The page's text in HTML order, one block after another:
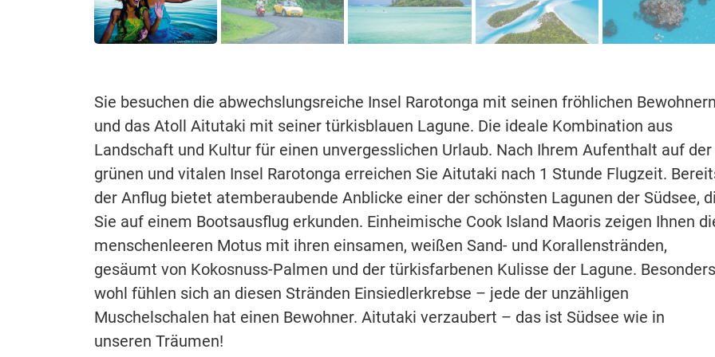
Sie besuchen die abwechslungsreiche Insel Rarotonga mit seinen fröhlichen Bewohnern
und das Atoll Aitutaki mit seiner türkisblauen Lagune. Die ideale Kombination aus
Landschaft und Kultur für einen unvergesslichen Urlaub. Nach Ihrem Aufenthalt auf der
grünen und vitalen Insel Rarotonga erreichen Sie Aitutaki nach 1 Stunde Flugzeit.
der Anflug bietet atemberaubende Anblicke einer der schönsten Lagunen der Südsee,
Sie auf einem Bootsausflug erkunden. Einheimische Cook Island Maoris zeigen Ihnen
menschenleeren Motus mit ihren einsamen, weißen Sand- und Korallenstränden,
gesäumt von Kokosnuss-Palmen und der türkisfarbenen Kulisse der Lagune. Besonders
wohl fühlen sich an diesen Stränden Einsiedlerkrebse – jede der unzähligen
Muschelschalen hat einen Bewohner. Aitutaki verzaubert – das ist Südsee wie in
unseren Träumen!